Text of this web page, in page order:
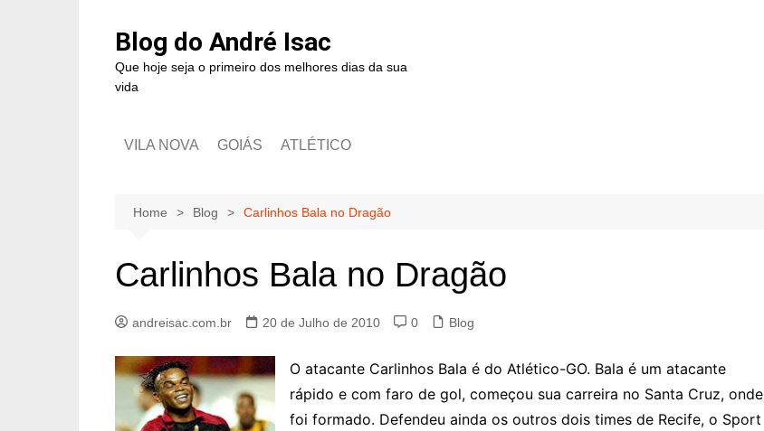
Blog do André Isac
Que hoje seja o primeiro dos melhores dias da sua
vida
VILA NOVA GOIÁS ATLÉTICO
Home Blog Carlinhos Bala no Dragão
Carlinhos Bala no Dragão
andreisac.com.br 20 de Julho de 2010 0 Blog
O atacante Carlinhos Bala é do Atlético-GO. Bala é um atacante
rápido e com faro de gol, começou sua carreira no Santa Cruz, onde
foi formado. Defendeu ainda os outros dois times de Recife, o Sport